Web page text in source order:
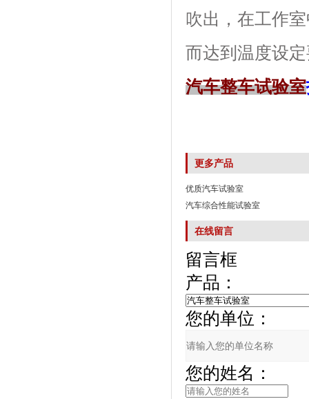
吹出，在工
而达到温度设定
汽车整车试验室
更多产品
优质汽车试验室
汽车综合性能试验室
在线留言
留言框
产品：
您的单位：
您的姓名：